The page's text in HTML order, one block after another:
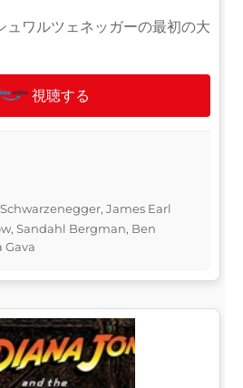
ュワルツェネッガーの最初の大
視聴する
James Earl
Sandahl Bergman, Ben
Gava